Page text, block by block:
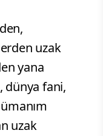
uzak
yana
dünya fani,
uzak